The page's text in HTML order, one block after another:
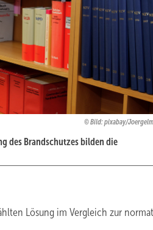
Bild: pixabay/
des Brandschutzes bilden die
Lösung im Vergleich zur